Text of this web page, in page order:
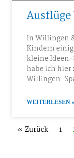
In Willingen
Kindern
kleine
habe ich hier
Willingen:
WEITERLESEN »
« Zurück 1